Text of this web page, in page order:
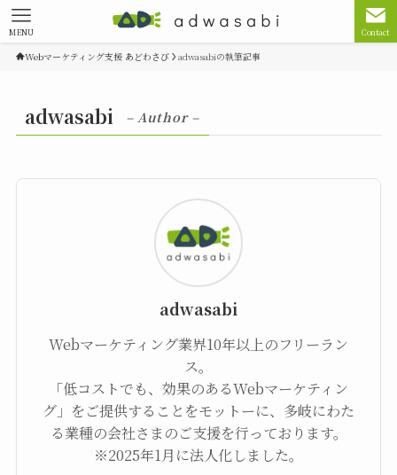
Contact
MENU
Webマーケティング支援 あどわさび adwasabiの執筆記事
adwasabi – Author –
adwasabi
Webマーケティング業界10年以上のフリーラン
ス。
「低コストでも、効果のあるWebマーケティン
グ」をご提供することをモットーに、多岐にわた
る業種の会社さまのご支援を行っております。
※2025年1月に法人化しました。